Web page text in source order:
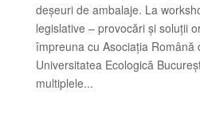
deșeuri de ambalaje. La
legislative – provocări și soluții
împreuna cu Asociația Română
Universitatea Ecologică
multiplele...